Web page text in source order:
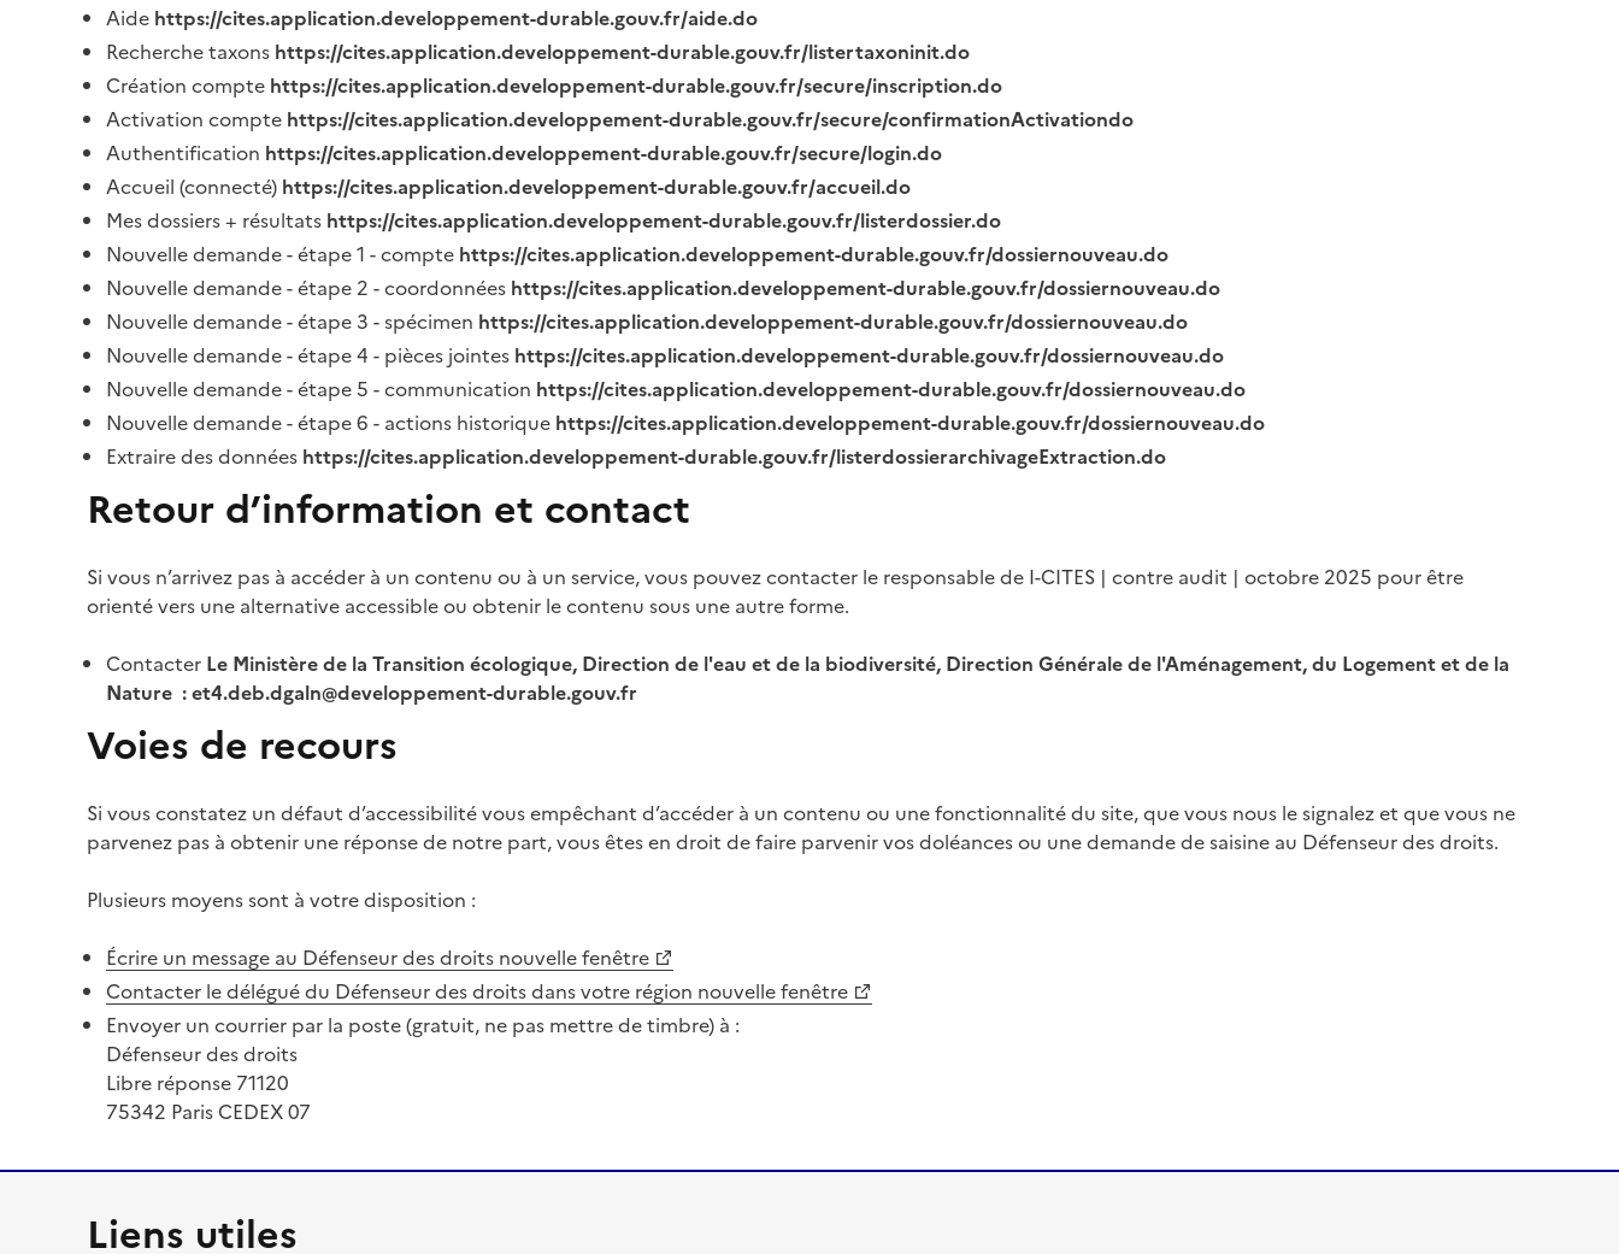
Aide https://cites.application.developpement-durable.gouv.fr/aide.do
Recherche taxons https://cites.application.developpement-durable.gouv.fr/listertaxoninit.do
Création compte https://cites.application.developpement-durable.gouv.fr/secure/inscription.do
Activation compte https://cites.application.developpement-durable.gouv.fr/secure/confirmationActivationdo
Authentification https://cites.application.developpement-durable.gouv.fr/secure/login.do
Accueil (connecté) https://cites.application.developpement-durable.gouv.fr/accueil.do
Mes dossiers + résultats https://cites.application.developpement-durable.gouv.fr/listerdossier.do
Nouvelle demande - étape 1 - compte https://cites.application.developpement-durable.gouv.fr/dossiernouveau.do
Nouvelle demande - étape 2 - coordonnées https://cites.application.developpement-durable.gouv.fr/dossiernouveau.do
Nouvelle demande - étape 3 - spécimen https://cites.application.developpement-durable.gouv.fr/dossiernouveau.do
Nouvelle demande - étape 4 - pièces jointes https://cites.application.developpement-durable.gouv.fr/dossiernouveau.do
Nouvelle demande - étape 5 - communication https://cites.application.developpement-durable.gouv.fr/dossiernouveau.do
Nouvelle demande - étape 6 - actions historique https://cites.application.developpement-durable.gouv.fr/dossiernouveau.do
Extraire des données https://cites.application.developpement-durable.gouv.fr/listerdossierarchivageExtraction.do
Retour d’information et contact
Si vous n’arrivez pas à accéder à un contenu ou à un service, vous pouvez contacter le responsable de I-CITES | contre audit | octobre 2025 pour être
orienté vers une alternative accessible ou obtenir le contenu sous une autre forme.
Contacter Le Ministère de la Transition écologique, Direction de l'eau et de la biodiversité, Direction Générale de l'Aménagement, du Logement et de la
Nature : et4.deb.dgaln@developpement-durable.gouv.fr
Voies de recours
Si vous constatez un défaut d’accessibilité vous empêchant d’accéder à un contenu ou une fonctionnalité du site, que vous nous le signalez et que vous ne
parvenez pas à obtenir une réponse de notre part, vous êtes en droit de faire parvenir vos doléances ou une demande de saisine au Défenseur des droits.
Plusieurs moyens sont à votre disposition :
Écrire un message au Défenseur des droits nouvelle fenêtre
Contacter le délégué du Défenseur des droits dans votre région nouvelle fenêtre
Envoyer un courrier par la poste (gratuit, ne pas mettre de timbre) à :
Défenseur des droits
Libre réponse 71120
75342 Paris CEDEX 07
Liens utiles